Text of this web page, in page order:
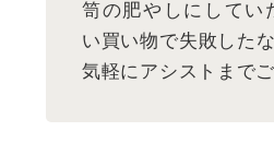
笥の肥やしにしてい
い買い物で失敗した
気軽にアシストまで